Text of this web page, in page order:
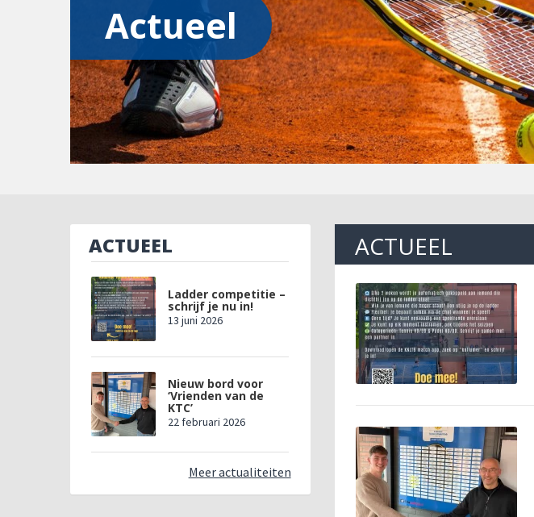
Actueel
ACTUEEL
ACTUEEL
Ladder competitie –
schrijf je nu in!
13 juni 2026
Nieuw bord voor
‘Vrienden van de
KTC’
22 februari 2026
Meer actualiteiten